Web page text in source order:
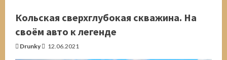
Кольская сверхглубокая скважина. На
своём авто к легенде
Drunky 12.06.2021